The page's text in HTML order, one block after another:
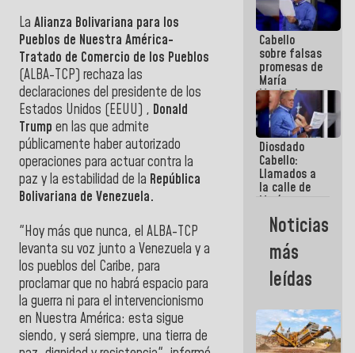
La Alianza Bolivariana para los
Pueblos de Nuestra América-
Tratado de Comercio de los Pueblos
(ALBA-TCP) rechaza las
declaraciones del presidente de los
Estados Unidos (EEUU) , Donald
Trump en las que admite
públicamente haber autorizado
operaciones para actuar contra la
paz y la estabilidad de la República
Bolivariana de Venezuela.
"Hoy más que nunca, el ALBA-TCP
levanta su voz junto a Venezuela y a
los pueblos del Caribe, para
proclamar que no habrá espacio para
la guerra ni para el intervencionismo
en Nuestra América: esta sigue
siendo, y será siempre, una tierra de
organización
política más
sólida de
Venezuela
Cabello
sobre falsas
promesas de
María
Machado:
¿Quién le
puede creer?
¿Y la gente
que ella iba
a salvar en
La Guaira?
Diosdado
Cabello:
Llamados a
la calle de
María
Machado se
estrellaron
de frente
contra el
Pueblo
Noticias
más
leídas